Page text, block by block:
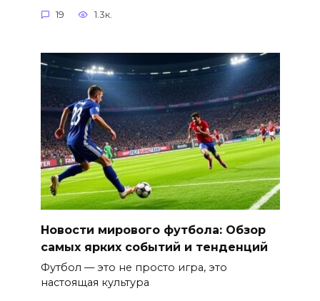
19 1.3к.
Новости мирового футбола: Обзор
самых ярких событий и тенденций
Футбол — это не просто игра, это
настоящая культура